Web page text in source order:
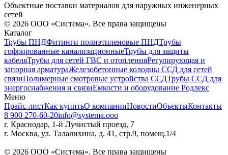
Объектные поставки материалов для наружных инженерных
сетей
© 2026 ООО «Система». Все права защищены
Каталог
Трубы ПНДФитинги полиэтиленовые ПНДТрубы
гофрированные канализационныеТрубы для защиты
кабеляТрубы для сетей ГВС и отопленияРегулирующая и
запорная арматураЖелезобетонные колодцы ССД для сетей
связиПолимерные смотровые устройства ССДТрубы ССД для
энергоснабжения и связиЕмкости и оборудование Родлекс
Меню
Прайс-листКак купитьО компанииНовостиОбъектыКонтакты
8 900 270-60-20info@systema.ooo
г. Краснодар, 1-й Лучистый проезд, 7
г. Москва, ул. Талалихина, д. 41, стр.9, помещ.1/4
© 2026 ООО «Система». Все права защищены